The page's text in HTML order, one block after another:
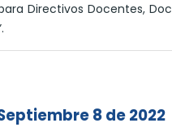
Directivos Docentes,
8 de 2022